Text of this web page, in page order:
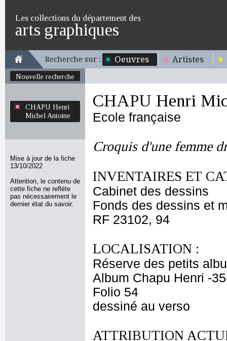
Les collections du département des
arts graphiques
Recherche sur : Oeuvres Artistes
Nouvelle recherche
CHAPU Henri
Michel Antoine
Mise à jour de la fiche
13/10/2022
Attention, le contenu de
cette fiche ne reflète
pas nécessairement le
dernier état du savoir.
CHAPU Henri
Ecole française
Croquis d'une femme
INVENTAIRES ET
Cabinet des dessins
Fonds des dessins et
RF 23102, 94
LOCALISATION :
Réserve des petits
Album Chapu Henri -
Folio 54
dessiné au verso
ATTRIBUTION